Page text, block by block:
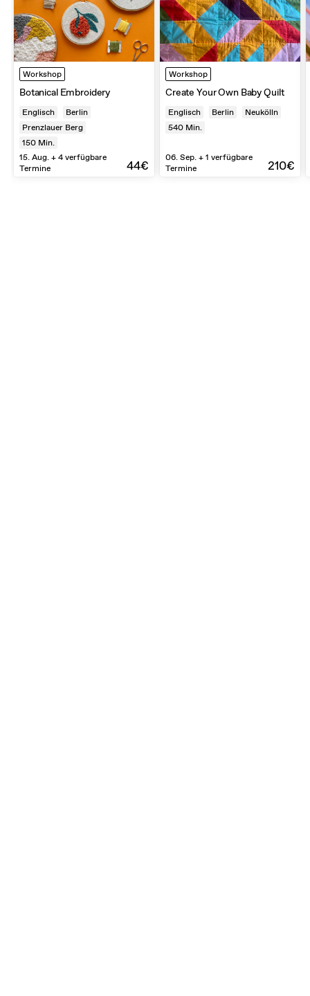
Workshop
Botanical Embroidery
Englisch
Berlin
Prenzlauer Berg
150 Min.
15. Aug. + 4 verfügbare
Termine
44€
Workshop
Create Your Own Baby Quilt
Englisch Berlin
Neukölln
540 Min.
06. Sep. + 1 verfügbare
Termine
210€